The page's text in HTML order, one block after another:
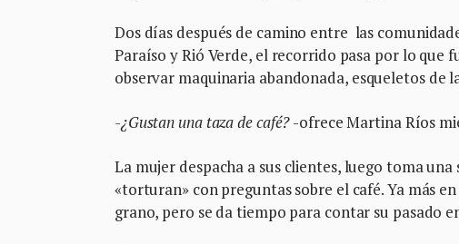
Dos días después de camino entre las
Paraíso y Rió Verde, el recorrido pasa por lo que
observar maquinaria abandonada, esqueletos de
-¿Gustan una taza de café?-ofrece Martina Ríos
La mujer despacha a sus clientes, luego toma
«torturan» con preguntas sobre el café. Ya más
grano, pero se da tiempo para contar su pasado